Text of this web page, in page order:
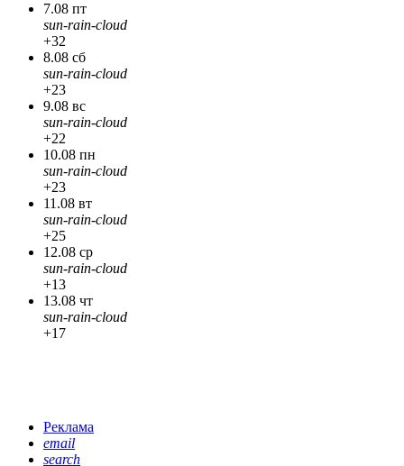
7.08 пт
sun-rain-cloud
+32
8.08 сб
sun-rain-cloud
+23
9.08 вс
sun-rain-cloud
+22
10.08 пн
sun-rain-cloud
+23
11.08 вт
sun-rain-cloud
+25
12.08 ср
sun-rain-cloud
+13
13.08 чт
sun-rain-cloud
+17
Реклама
email
search